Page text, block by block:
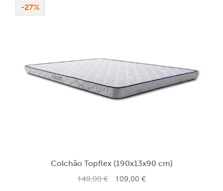
Colchão Topflex (190x13x90 cm)
-27%
149,00€
O109,00 €O